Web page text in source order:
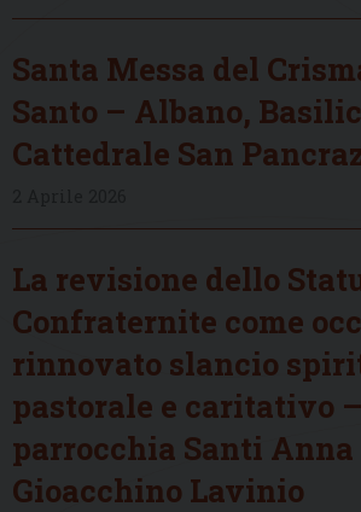
Santa Messa del
Santo – Albano,
Cattedrale San
La revisione dello
Confraternite come
rinnovato slancio
pastorale e caritativo –
parrocchia Santi Anna
Gioacchino Lavinio